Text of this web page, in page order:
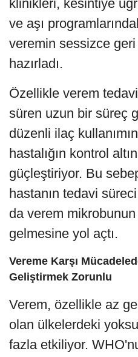
klinikleri, kesintiye
ve aşı
veremin sessizce
hazırladı.
Özellikle verem
süren uzun bir süreç
düzenli ilaç
hastalığın kontrol
güçleştiriyor. Bu
hastanın tedavi
da verem
gelmesine yol açtı.
Vereme Karşı
Geliştirmek Zorunlu
Verem, özellikle az
olan ülkelerdeki
fazla etkiliyor.